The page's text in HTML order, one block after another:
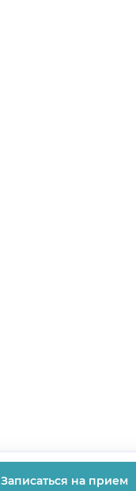
Записаться на прием